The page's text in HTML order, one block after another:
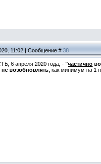
11:02 | Сообщение #38
6 апреля 2020 года, - "частично
не возобновлять, как минимум на 1